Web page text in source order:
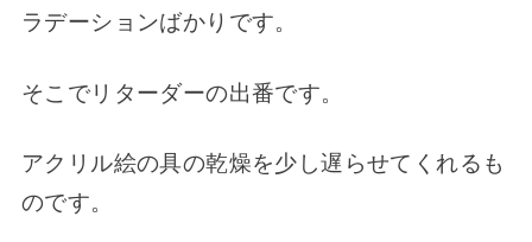
ラデーションばかりです。
そこでリターダーの出番です。
アクリル絵の具の乾燥を少し遅らせてくれるも
のです。